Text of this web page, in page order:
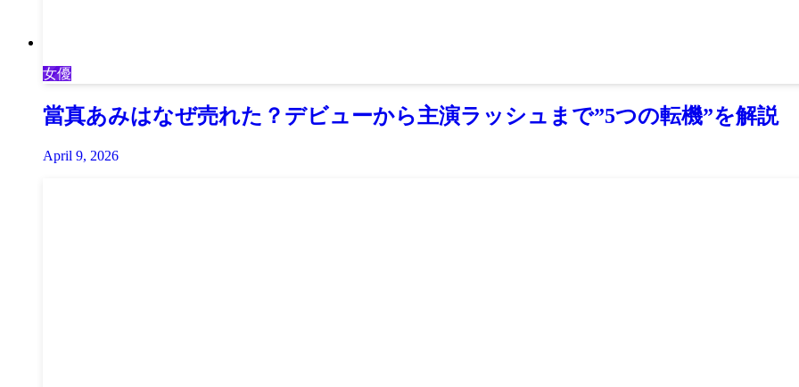
女優
當真あみはなぜ売れた？デビューから主演ラッシュまで”5つの転機”を解説
April 9, 2026